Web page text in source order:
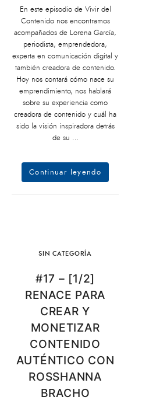
En este episodio de Vivir del
Contenido nos encontramos
acompañados de Lorena García,
periodista, emprendedora,
experta en comunicación digital y
también creadora de contenido.
Hoy nos contará cómo nace su
emprendimiento, nos hablará
sobre su experiencia como
creadora de contenido y cuál ha
sido la visión inspiradora detrás
de su …
Continuar leyendo
SIN CATEGORÍA
#17 – [1/2]
RENACE PARA
CREAR Y
MONETIZAR
CONTENIDO
AUTÉNTICO CON
ROSSHANNA
BRACHO